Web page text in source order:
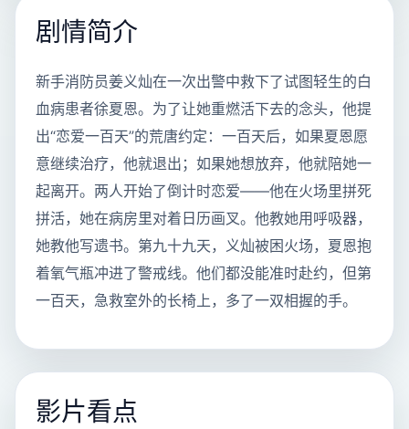
剧情简介
新手消防员姜义灿在一次出警中救下了试图轻生的白
血病患者徐夏恩。为了让她重燃活下去的念头，他提
出“恋爱一百天”的荒唐约定：一百天后，如果夏恩愿
意继续治疗，他就退出；如果她想放弃，他就陪她一
起离开。两人开始了倒计时恋爱——他在火场里拼死
拼活，她在病房里对着日历画叉。他教她用呼吸器，
她教他写遗书。第九十九天，义灿被困火场，夏恩抱
着氧气瓶冲进了警戒线。他们都没能准时赴约，但第
一百天，急救室外的长椅上，多了一双相握的手。
影片看点